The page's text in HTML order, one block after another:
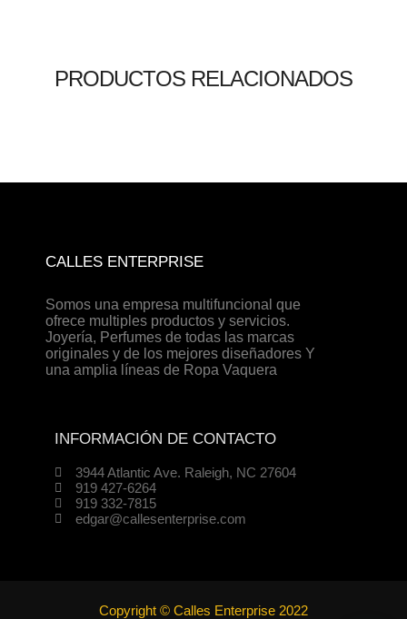
PRODUCTOS RELACIONADOS
CALLES ENTERPRISE
Somos una empresa multifuncional que
ofrece multiples productos y servicios.
Joyería, Perfumes de todas las marcas
originales y de los mejores diseñadores Y
una amplia líneas de Ropa Vaquera
INFORMACIÓN DE CONTACTO
3944 Atlantic Ave. Raleigh, NC 27604
919 427-6264
919 332-7815
edgar@callesenterprise.com
Copyright © Calles Enterprise 2022